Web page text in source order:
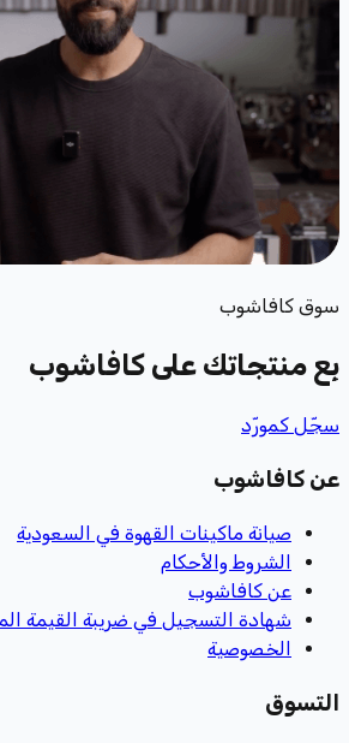
سوق كافاشوب
بِع منتجاتك على كافاشوب
سجّل كمورّد
عن كافاشوب
صيانة ماكينات القهوة في السعودية
الشروط والأحكام
عن كافاشوب
شهادة التسجيل في ضريبة القيمة
الخصوصية
التسوق